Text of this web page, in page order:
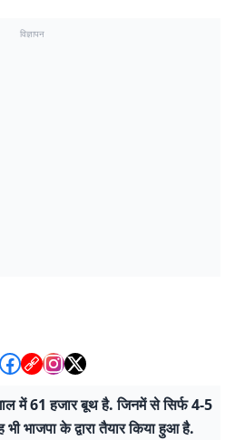
विज्ञापन
में 61 हजार बूथ है. जिनमें से सिर्फ 4-5
भाजपा के द्वारा तैयार किया हुआ है.